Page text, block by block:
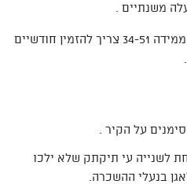
משנתיים .
נוחות במיוחד ומגיעות ממידה 34-51 צריך להזמין חודשיים
על הקיר .
לשנייה עי תיקתק שלא ילכו
בנעלי ההשכרה.